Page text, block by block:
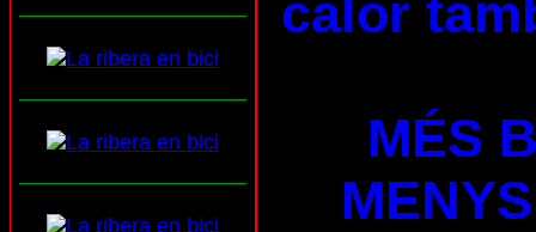
calor
MÉS